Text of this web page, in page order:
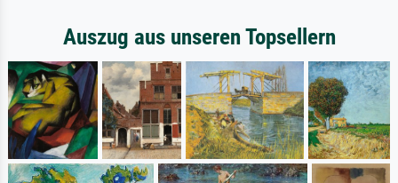
Auszug aus unseren Topsellern